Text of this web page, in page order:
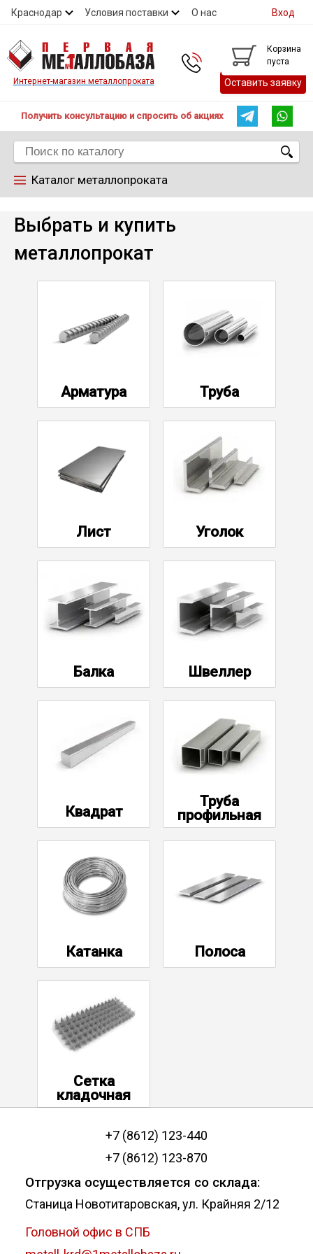
Краснодар Условия поставки О нас
Контакты
Контакты
Вход
Интернет-магазин металлопроката
Корзина
пуста
Оставить заявку
Получить консультацию и спросить об акциях
Каталог металлопроката
Арматура
Труба
Уголок
Швеллер
Квадрат
Катанка
Полоса
Сетка кладочная
Выбрать и купить
металлопрокат
Арматура Труба
Лист Уголок
Балка Швеллер
Квадрат
Труба
профильная
Катанка Полоса
Сетка
кладочная
+7 (8612) 123-440
+7 (8612) 123-870
Отгрузка осуществляется со склада:
Станица Новотитаровская, ул. Крайняя 2/12
Головной офис в СПБ